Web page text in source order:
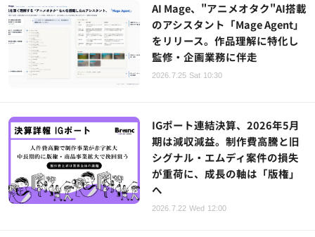
AI Mage、"アニメオタク"AI搭載
のアシスタント「Mage Agent」
をリリース。作品理解に特化し
監修・企画業務に伴走
2026.7.25 Sat 10:30
IGポート連結決算、2026年5月
期は減収減益。制作費高騰と旧
シグナル・エムディ案件の損失
が重荷に、成長の軸は「版権」
へ
2026.7.22 Wed 12:00